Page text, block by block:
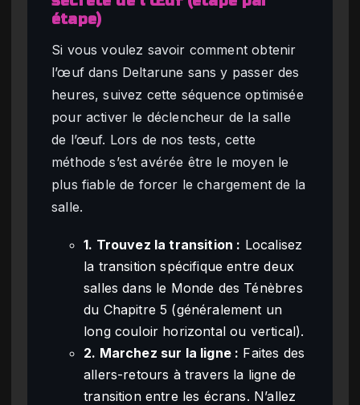
étape)
Si vous voulez savoir comment obtenir
l’œuf dans Deltarune sans y passer des
heures, suivez cette séquence optimisée
pour activer le déclencheur de la salle
de l’œuf. Lors de nos tests, cette
méthode s’est avérée être le moyen le
plus fiable de forcer le chargement de la
salle.
1. Trouvez la transition : Localisez
la transition spécifique entre deux
salles dans le Monde des Ténèbres
du Chapitre 5 (généralement un
long couloir horizontal ou vertical).
2. Marchez sur la ligne : Faites des
allers-retours à travers la ligne de
transition entre les écrans. N’allez